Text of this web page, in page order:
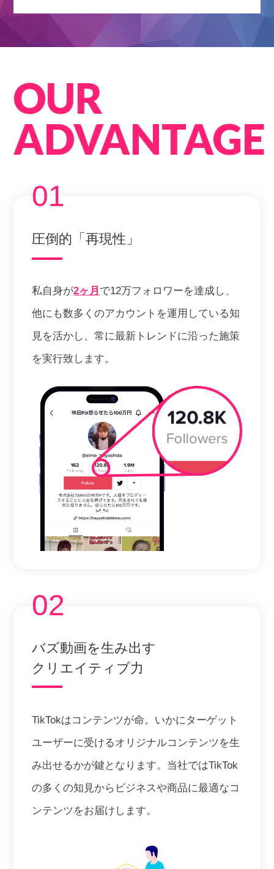
OUR
ADVANTAGE
01
圧倒的「再現性」
私自身が2ヶ月 で12万フォロワーを達成し、
他にも数多くのアカウントを運用している知
見を活かし、常に最新トレンドに沿った施策
を実行致します。
02
バズ動画を生み出す
クリエイティブ力
TikTokはコンテンツが命。いかにターゲット
ユーザーに受けるオリジナルコンテンツを生
み出せるかが鍵となります。当社ではTikTok
の多くの知見からビジネスや商品に最適なコ
ンテンツをお届けします。